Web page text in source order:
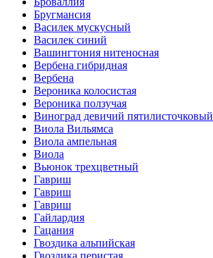
Бругмансия
Василек мускусный
Василек синий
Вашингтония нитеносная
Вербена гибридная
Вербена
Вероника колосистая
Вероника ползучая
Виноград девичий пятилисточковый
Виола Вильямса
Виола ампельная
Виола
Вьюнок трехцветный
Гавриш
Гавриш
Гавриш
Гайлардия
Гацания
Гвоздика альпийская
Гвоздика перистая